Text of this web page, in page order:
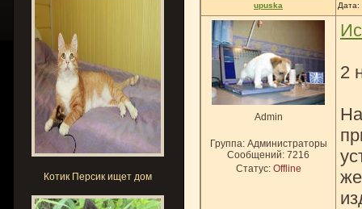
Котик Персик ищет дом
upuska Дата:
Admin
Группа: Администраторы
Сообщений: 7216
Статус: Offline
2